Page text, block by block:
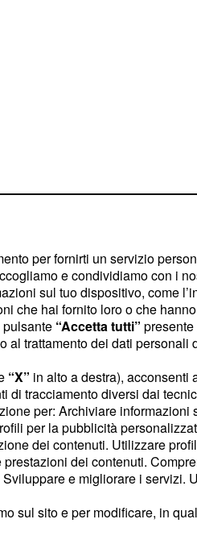
tutte
vi
oscilladai
ai12.500
è più triste
questi
donna è
quattro
per fornirti un servizio
e condividiamo con i
sul tuo dispositivo, come
che hai fornito loro o che
“Accetta tutti”
trattamento dei dati
“X” in alto a destra),
di tracciamento diversi dai
per: Archiviare
per la pubblicità
dei contenuti. Utilizzare
dei contenuti.
e migliorare i servizi.
sul sito e per modificare, in